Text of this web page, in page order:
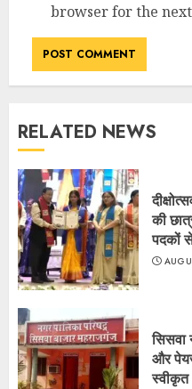
browser for the
RELATED NEWS
की
पदकों
सिसवा
और
स्वीकृत